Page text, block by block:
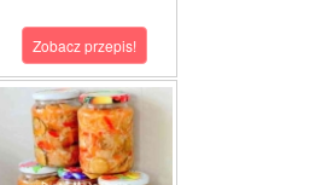
Zobacz przepis!